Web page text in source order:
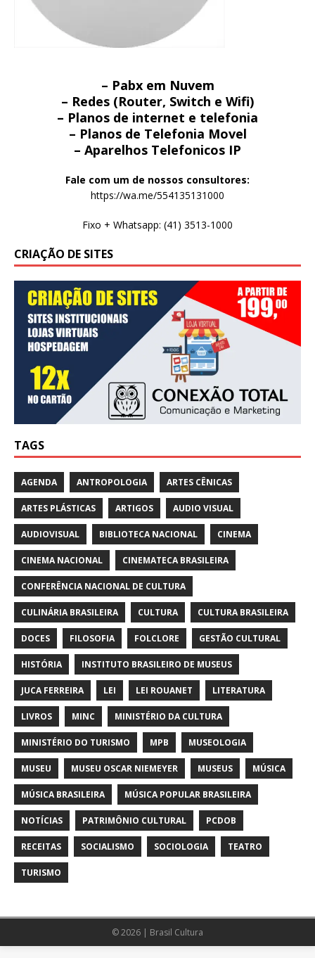
– Pabx em Nuvem
– Redes (Router, Switch e Wifi)
– Planos de internet e telefonia
– Planos de Telefonia Movel
– Aparelhos Telefonicos IP
Fale com um de nossos consultores:
https://wa.me/554135131000
Fixo + Whatsapp: (41) 3513-1000
CRIAÇÃO DE SITES
TAGS
AGENDA ANTROPOLOGIA ARTES CÊNICAS
ARTES PLÁSTICAS ARTIGOS AUDIO VISUAL
AUDIOVISUAL BIBLIOTECA NACIONAL CINEMA
CINEMA NACIONAL CINEMATECA BRASILEIRA
CONFERÊNCIA NACIONAL DE CULTURA
CULINÁRIA BRASILEIRA CULTURA CULTURA BRASILEIRA
DOCES FILOSOFIA FOLCLORE GESTÃO CULTURAL
HISTÓRIA INSTITUTO BRASILEIRO DE MUSEUS
JUCA FERREIRA LEI LEI ROUANET LITERATURA
LIVROS MINC MINISTÉRIO DA CULTURA
MINISTÉRIO DO TURISMO MPB MUSEOLOGIA
MUSEU MUSEU OSCAR NIEMEYER MUSEUS MÚSICA
MÚSICA BRASILEIRA MÚSICA POPULAR BRASILEIRA
NOTÍCIAS PATRIMÔNIO CULTURAL PCDOB
RECEITAS SOCIALISMO SOCIOLOGIA TEATRO
TURISMO
© 2026 | Brasil Cultura